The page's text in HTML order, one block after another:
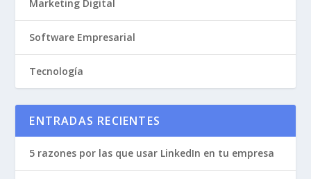
Marketing Digital
Software Empresarial
Tecnología
ENTRADAS RECIENTES
5 razones por las que usar LinkedIn en tu empresa